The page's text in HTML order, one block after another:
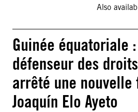
Also
Guinée équatoriale
défenseur des
arrêté une nouvelle
Joaquín Elo Ayeto